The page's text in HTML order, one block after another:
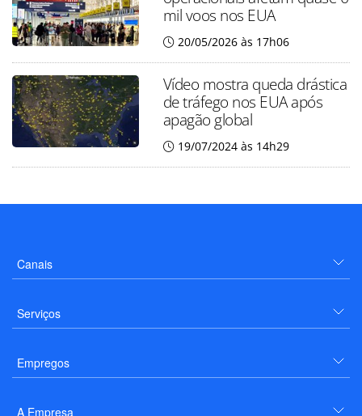
mil voos nos EUA
20/05/2026 às 17h06
Vídeo mostra queda drástica
de tráfego nos EUA após
apagão global
19/07/2024 às 14h29
Canais
Serviços
Empregos
A Empresa